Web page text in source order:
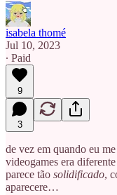
isabela thomé
Jul 10, 2023
∙ Paid
9
3
de vez em quando eu
videogames era
parece tão solidificado,
aparecere…